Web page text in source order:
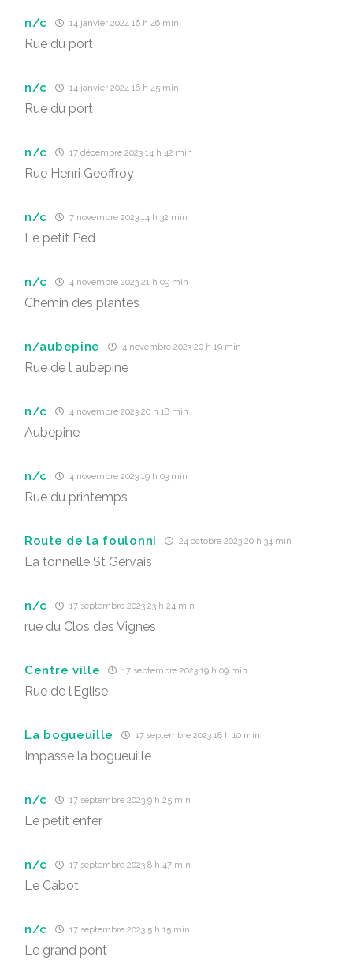
n/c 14 janvier 2024 16 h 46 min
Rue du port
n/c 14 janvier 2024 16 h 45 min
Rue du port
n/c 17 décembre 2023 14 h 42 min
Rue Henri Geoffroy
n/c 7 novembre 2023 14 h 32 min
Le petit Ped
n/c 4 novembre 2023 21 h 09 min
Chemin des plantes
n/aubepine 4 novembre 2023 20 h 19 min
Rue de l aubepine
n/c 4 novembre 2023 20 h 18 min
Aubepine
n/c 4 novembre 2023 19 h 03 min
Rue du printemps
Route de la foulonni 24 octobre 2023 20 h 34 min
La tonnelle St Gervais
n/c 17 septembre 2023 23 h 24 min
rue du Clos des Vignes
Centre ville 17 septembre 2023 19 h 09 min
Rue de l’Eglise
La bogueuille 17 septembre 2023 18 h 10 min
Impasse la bogueuille
n/c 17 septembre 2023 9 h 25 min
Le petit enfer
n/c 17 septembre 2023 8 h 47 min
Le Cabot
n/c 17 septembre 2023 5 h 15 min
Le grand pont